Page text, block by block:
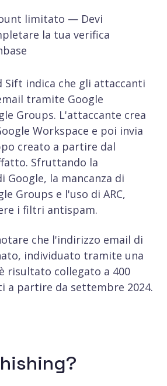
limitato — Devi
la tua verifica
Sift indica che gli attaccanti
tramite Google
Groups. L'attaccante crea
Workspace e poi invia
creato a partire dal
Sfruttando la
Google, la mancanza di
Groups e l'uso di ARC,
i filtri antispam.
che l'indirizzo email di
individuato tramite una
risultato collegato a 400
a partire da settembre 2024.